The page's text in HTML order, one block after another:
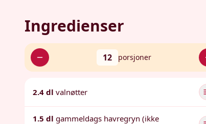
Ingredienser
12 porsjoner
2.4 dl valnøtter
1.5 dl gammeldags havregryn (ikke